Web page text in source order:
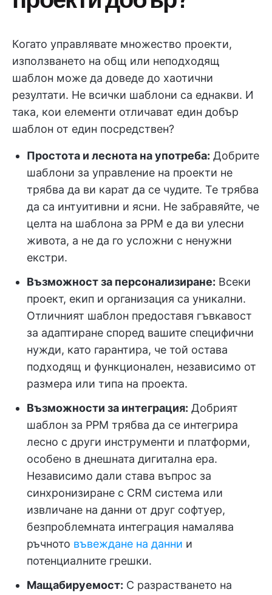
Когато управлявате множество проекти,
използването на общ или неподходящ
шаблон може да доведе до хаотични
резултати. Не всички шаблони са еднакви. И
така, кои елементи отличават един добър
шаблон от един посредствен?
Простота и леснота на употреба: Добрите
шаблони за управление на проекти не
трябва да ви карат да се чудите. Те трябва
да са интуитивни и ясни. Не забравяйте, че
целта на шаблона за PPM е да ви улесни
живота, а не да го усложни с ненужни
екстри.
Възможност за персонализиране: Всеки
проект, екип и организация са уникални.
Отличният шаблон предоставя гъвкавост
за адаптиране според вашите специфични
нужди, като гарантира, че той остава
подходящ и функционален, независимо от
размера или типа на проекта.
Възможности за интеграция: Добрият
шаблон за PPM трябва да се интегрира
лесно с други инструменти и платформи,
особено в днешната дигитална ера.
Независимо дали става въпрос за
синхронизиране с CRM система или
извличане на данни от друг софтуер,
безпроблемната интеграция намалява
ръчното въвеждане на данни и
потенциалните грешки.
Мащабируемост: С разрастването на